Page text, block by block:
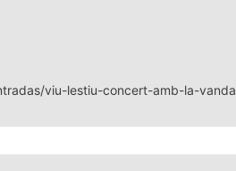
viu-lestiu-concert-amb-la-vanda